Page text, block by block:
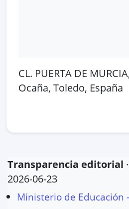
CL. PUERTA DE
Ocaña, Toledo, España
Transparencia editorial
2026-06-23
Ministerio de Educación